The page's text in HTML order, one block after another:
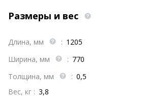
Размеры и вес
Длина, мм : 1205
Ширина, мм
: 770
Толщина, мм
: 0,5
Вес, кг : 3,8